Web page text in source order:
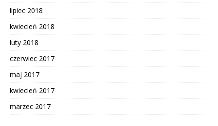
lipiec 2018
kwiecień 2018
luty 2018
czerwiec 2017
maj 2017
kwiecień 2017
marzec 2017